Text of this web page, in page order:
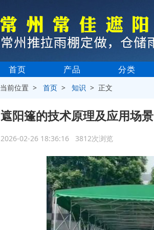
首页 产品 分类
当前位置 >首页 >知识 > 正文
遮阳篷的技术原理及应用场景
2026-02-26 18:36:16 3812次浏览